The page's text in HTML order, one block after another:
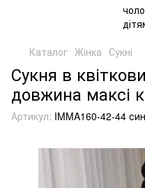
Каталог Жінка Сукні
Сукня в
довжина максі
Артикул: IMMA160-42-44